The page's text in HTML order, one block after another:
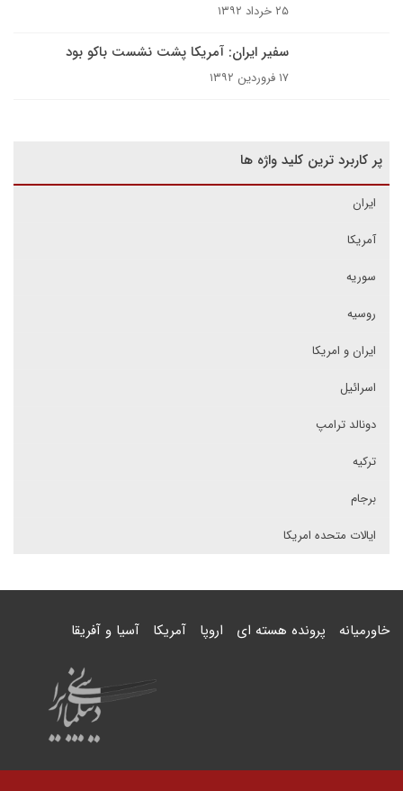
۲۵ خرداد ۱۳۹۲
سفیر ایران: آمریکا پشت نشست باکو بود
۱۷ فروردین ۱۳۹۲
پر کاربرد ترین کلید واژه ها
ایران
آمریکا
سوریه
روسیه
ایران و امریکا
اسرائیل
دونالد ترامپ
ترکیه
برجام
ایالات متحده امریکا
خاورمیانه پرونده هسته ای اروپا آمریکا آسیا و آفریقا